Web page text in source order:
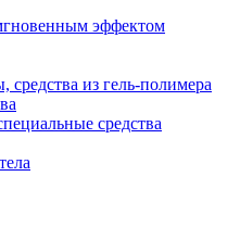
эффектом
из гель-полимера
средства